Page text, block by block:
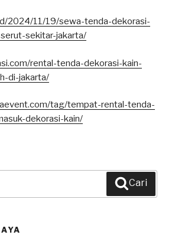
2024/11/19/sewa-tenda-dekorasi-
sekitar-jakarta/
rental-tenda-dekorasi-kain-
di-jakarta/
tag/tempat-rental-tenda-
dekorasi-kain/
Cari